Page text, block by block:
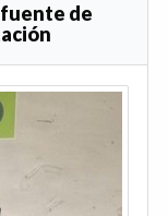
fuente de